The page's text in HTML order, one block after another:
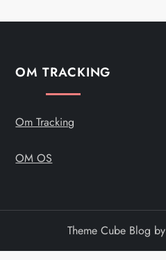
i
o
OM TRACKING
Om Tracking
OM OS
Theme Cube Blog by